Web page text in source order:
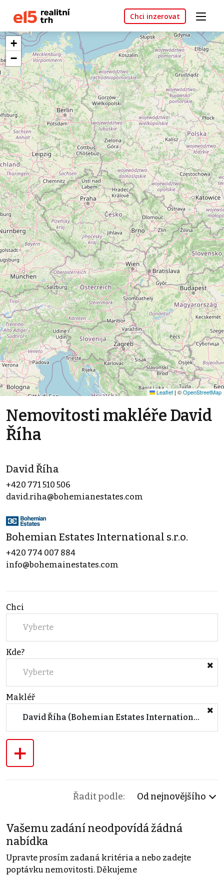
Chci inzerovat
+
−
Leaflet | ©OpenStreetMap
Nemovitosti makléře David
Říha
David Říha
+420 771 510 506
david.riha@bohemianestates.com
Bohemian Estates International s.r.o.
+420 774 007 884
info@bohemainestates.com
Chci
Vyberte
Kde?
Vyberte
Makléř
David Říha (Bohemian Estates International s.r.o.)
+
Řadit podle: Od nejnovějšího
Vašemu zadání neodpovídá žádná
nabídka
Upravte prosím zadaná kritéria a nebo zadejte
poptávku nemovitosti. Děkujeme